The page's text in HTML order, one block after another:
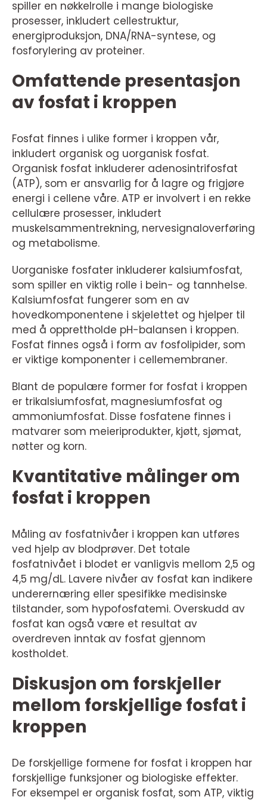
spiller en nøkkelrolle i mange biologiske
prosesser, inkludert cellestruktur,
energiproduksjon, DNA/RNA-syntese, og
fosforylering av proteiner.
Omfattende presentasjon
av fosfat i kroppen
Fosfat finnes i ulike former i kroppen vår,
inkludert organisk og uorganisk fosfat.
Organisk fosfat inkluderer adenosintrifosfat
(ATP), som er ansvarlig for å lagre og frigjøre
energi i cellene våre. ATP er involvert i en rekke
cellulære prosesser, inkludert
muskelsammentrekning, nervesignaloverføring
og metabolisme.
Uorganiske fosfater inkluderer kalsiumfosfat,
som spiller en viktig rolle i bein- og tannhelse.
Kalsiumfosfat fungerer som en av
hovedkomponentene i skjelettet og hjelper til
med å opprettholde pH-balansen i kroppen.
Fosfat finnes også i form av fosfolipider, som
er viktige komponenter i cellemembraner.
Blant de populære former for fosfat i kroppen
er trikalsiumfosfat, magnesiumfosfat og
ammoniumfosfat. Disse fosfatene finnes i
matvarer som meieriprodukter, kjøtt, sjømat,
nøtter og korn.
Kvantitative målinger om
fosfat i kroppen
Måling av fosfatnivåer i kroppen kan utføres
ved hjelp av blodprøver. Det totale
fosfatnivået i blodet er vanligvis mellom 2,5 og
4,5 mg/dL. Lavere nivåer av fosfat kan indikere
underernæring eller spesifikke medisinske
tilstander, som hypofosfatemi. Overskudd av
fosfat kan også være et resultat av
overdreven inntak av fosfat gjennom
kostholdet.
Diskusjon om forskjeller
mellom forskjellige fosfat i
kroppen
De forskjellige formene for fosfat i kroppen har
forskjellige funksjoner og biologiske effekter.
For eksempel er organisk fosfat, som ATP, viktig